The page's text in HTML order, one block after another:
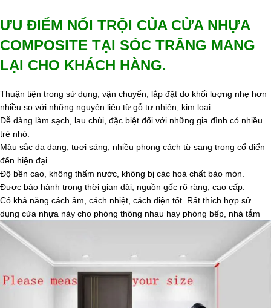
ƯU ĐIỂM NỔI TRỘI CỦA CỬA NHỰA
COMPOSITE TẠI SÓC TRĂNG MANG
LẠI CHO KHÁCH HÀNG.
Thuận tiện trong sử dụng, vận chuyển, lắp đặt do khối lượng nhẹ hơn
nhiều so với những nguyên liệu từ gỗ tự nhiên, kim loại.
Dễ dàng làm sạch, lau chùi, đặc biệt đối với những gia đình có nhiều
trẻ nhỏ.
Màu sắc đa dạng, tươi sáng, nhiều phong cách từ sang trọng cổ điển
đến hiện đại.
Độ bền cao, không thấm nước, không bị các hoá chất bào mòn.
Được bảo hành trong thời gian dài, nguồn gốc rõ ràng, cao cấp.
Có khả năng cách âm, cách nhiệt, cách điện tốt. Rất thích hợp sử
dụng cửa nhựa này cho phòng thông nhau hay phòng bếp, nhà tắm